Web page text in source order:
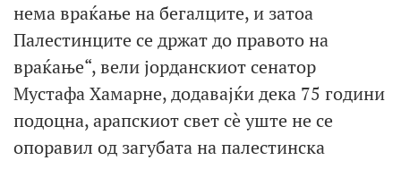
нема враќање на бегалците, и затоа
Палестинците се држат до правото на
враќање“, вели јорданскиот сенатор
Мустафа Хамарне, додавајќи дека 75 години
подоцна, арапскиот свет сè уште не се
опоравил од загубата на палестинска